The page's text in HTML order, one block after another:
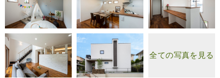
全ての写真を見る